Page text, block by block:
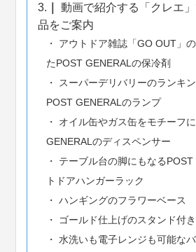
3.
動画で紹介する「クレエ
品をご案内
アウトドア雑誌「GO OUT」
たPOST GENERALの保冷剤
スーパーデリバリーのランキ
POST GENERALのランプ
オイル缶やガス缶をモチーフ
GENERALのディスペンサー
テーブル台の脚にもなるPOST
トドアハンガーラック
ハンギングのフラワーベース
ゴールド仕上げのスタンド付
水洗いも電子レンジも可能な